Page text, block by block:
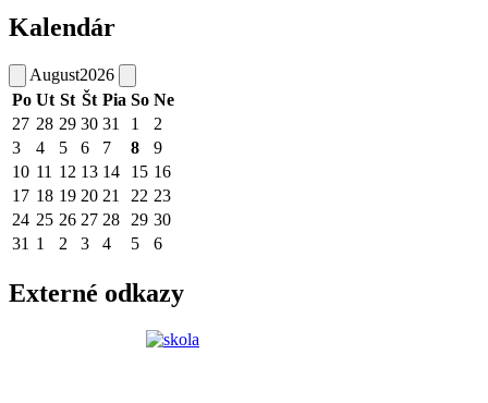
Kalendár
August2026
Po Ut St Št Pia So Ne
27 28 29 30 31 1
2
3
4 5 6 7 8
9
10 11 12 13 14 15 16
17 18 19 20 21 22 23
24 25 26 27 28 29 30
31 1 2 3 4 5 6
Externé odkazy